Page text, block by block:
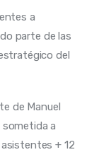
a
parte de las
del
de Manuel
sometida a
+ 12